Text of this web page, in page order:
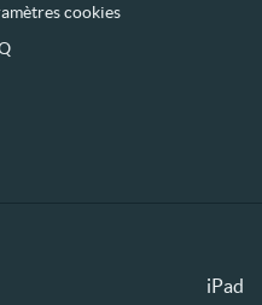
cookies
iPad